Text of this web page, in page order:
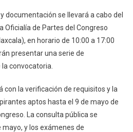
documentación se llevará a cabo del
Oficialía de Partes del Congreso
en horario de 10:00 a 17:00
presentar una serie de
convocatoria.
con la verificación de requisitos y la
aptos hasta el 9 de mayo de
La consulta pública se
y los exámenes de